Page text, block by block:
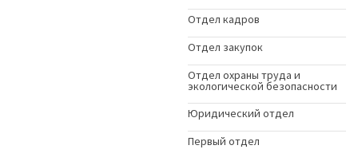
Отдел кадров
Отдел закупок
Отдел охраны труда и
экологической безопасности
Юридический отдел
Первый отдел